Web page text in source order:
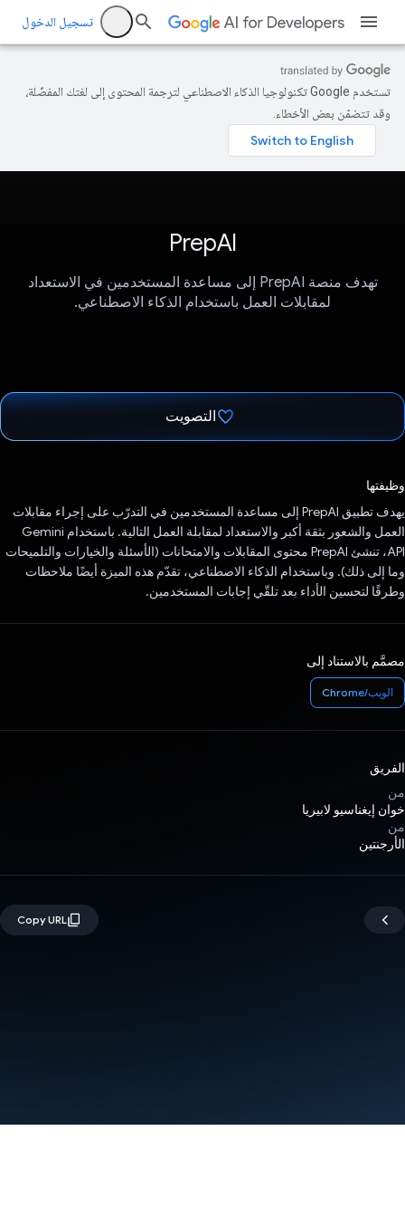
تسجيل الدخول
تستخدم Google تكنولوجيا الذكاء الاصطناعي لترجمة المحتوى إلى لغتك المفضّلة،
وقد تتضمّن بعض الأخطاء.
PrepAI
تهدف منصة PrepAI إلى مساعدة المستخدمين في الاستعداد
لمقابلات العمل باستخدام الذكاء الاصطناعي.
التصويت
وظيفتها
يهدف تطبيق PrepAI إلى مساعدة المستخدمين في التدرّب على إجراء مقابلات
العمل والشعور بثقة أكبر والاستعداد لمقابلة العمل التالية. باستخدام Gemini
API، تنشئ PrepAI محتوى المقابلات والامتحانات (الأسئلة والخيارات والتلميحات
وما إلى ذلك). وباستخدام الذكاء الاصطناعي، تقدّم هذه الميزة أيضًا ملاحظات
وطرقًا لتحسين الأداء بعد تلقّي إجابات المستخدمين.
مصمَّم بالاستناد إلى
الويب/Chrome
الفريق
من
خوان إيغناسيو لابيريا
من
الأرجنتين